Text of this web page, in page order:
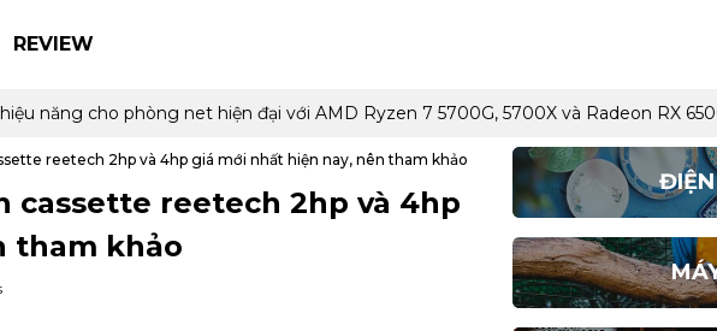
REVIEW
năng cho phòng net hiện đại với AMD Ryzen 7 5700G, 5700X và Radeon RX
reetech 2hp và 4hp giá mới nhất hiện nay, nên tham khảo
cassette reetech 2hp và 4hp
tham khảo